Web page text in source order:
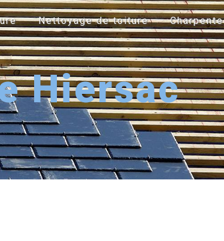
Nettoyage de toiture Charpente
Hiersac